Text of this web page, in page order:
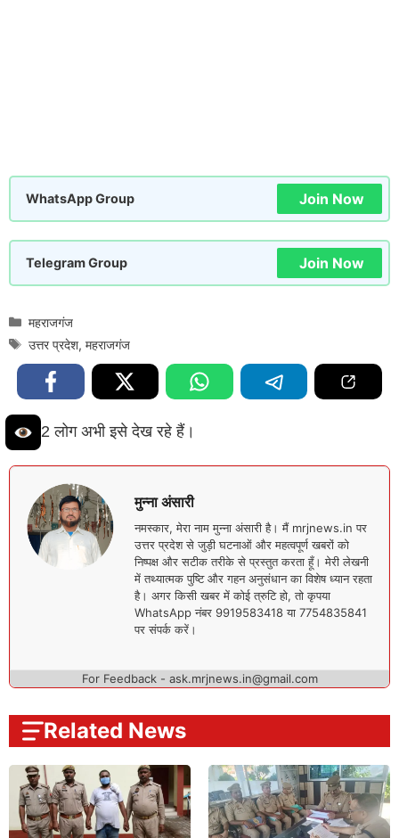
WhatsApp Group Join Now
Telegram Group Join Now
Categories
महराजगंज
Tags
उत्तर प्रदेश,महराजगंज
2 लोग अभी इसे देख रहे हैं।
मुन्ना अंसारी
नमस्कार, मेरा नाम मुन्ना अंसारी है। मैं mrjnews.in पर
उत्तर प्रदेश से जुड़ी घटनाओं और महत्वपूर्ण खबरों को
निष्पक्ष और सटीक तरीके से प्रस्तुत करता हूँ। मेरी लेखनी
में तथ्यात्मक पुष्टि और गहन अनुसंधान का विशेष ध्यान रहता
है। अगर किसी खबर में कोई त्रुटि हो, तो कृपया
WhatsApp नंबर 9919583418 या 7754835841
पर संपर्क करें।
For Feedback - ask.mrjnews.in@gmail.com
Related News